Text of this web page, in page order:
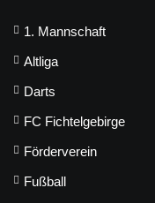
1. Mannschaft
Altliga
Darts
FC Fichtelgebirge
Förderverein
Fußball